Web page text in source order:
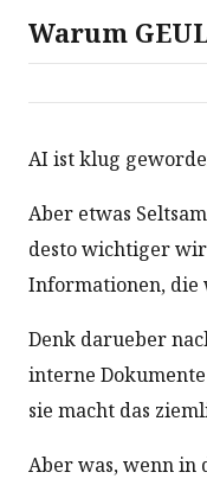
Warum
AI ist klug
Aber etwas
desto wichtiger
Informationen, die
Denk darueber
interne Dokumente
sie macht das
Aber was, wenn in